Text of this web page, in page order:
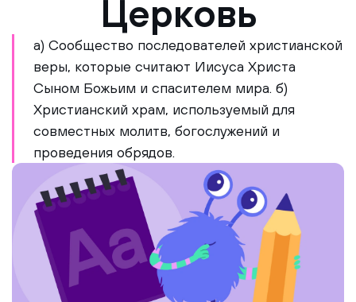
Церковь
а) Сообщество последователей христианской
веры, которые считают Иисуса Христа
Сыном Божьим и спасителем мира. б)
Христианский храм, используемый для
совместных молитв, богослужений и
проведения обрядов.